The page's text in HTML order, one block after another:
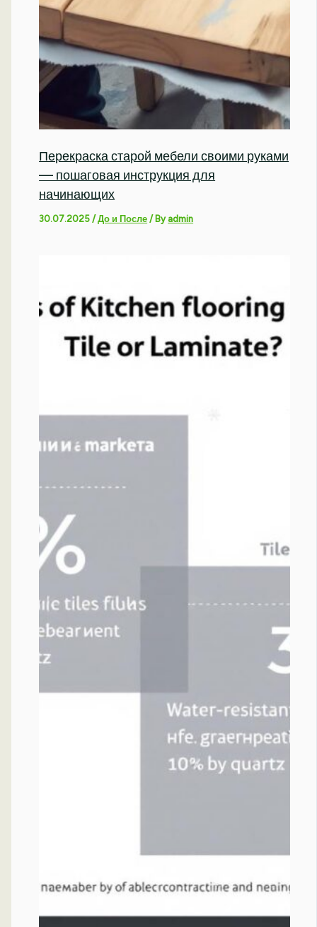
Перекраска старой мебели своими руками
— пошаговая инструкция для
начинающих
30.07.2025/До и После / Byadmin